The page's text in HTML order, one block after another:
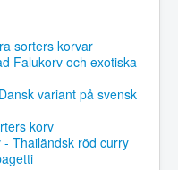
sorters korvar
Falukorv och exotiska
variant på svensk
korv
Thailändsk röd curry